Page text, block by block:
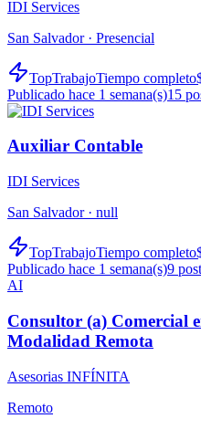
IDI Services
San Salvador · Presencial
TopTrabajoTiempo completo
Publicado hace 1 semana(s)15
Auxiliar Contable
IDI Services
San Salvador · null
TopTrabajoTiempo completo
Publicado hace 1 semana(s)9
AI
Consultor (a) Comercial
Modalidad Remota
Asesorias INFÍNITA
Remoto